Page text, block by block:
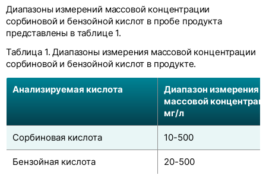
Диапазоны измерений массовой концентрации
сорбиновой и бензойной кислот в пробе продукта
представлены в таблице 1.
Таблица 1. Диапазоны измерения массовой концентрации
сорбиновой и бензойной кислот в продукте.
Анализируемая кислота
Диапазон измерения
массовой
мг/л
Сорбиновая кислота 10-500
Бензойная кислота 20-500